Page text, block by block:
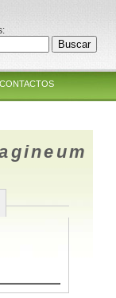
CONTACTOS